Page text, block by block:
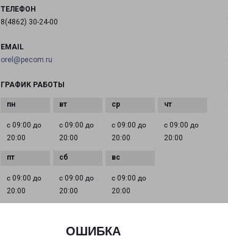
ОШИБКА
ТЕЛЕФОН
8(4862) 30-24-00
EMAIL
orel@pecom.ru
ГРАФИК РАБОТЫ
с 09:00 до
20:00
с 09:00 до
20:00
с 09:00 до
20:00
с 09:00 до
20:00
с 09:00 до
20:00
с 09:00 до
20:00
с 09:00 до
20:00